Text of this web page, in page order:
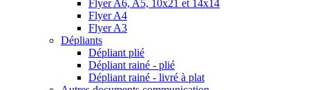
Flyer A6, A5, 10x21 et 14x14
Flyer A4
Flyer A3
Dépliants
Dépliant plié
Dépliant rainé - plié
Dépliant rainé - livré à plat